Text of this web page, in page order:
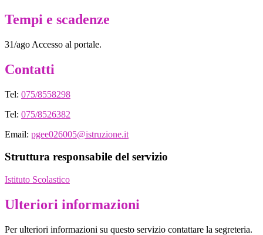
Tempi e scadenze
31/ago Accesso al portale.
Contatti
Tel: 075/8558298
Tel: 075/8526382
Email: pgee026005@istruzione.it
Struttura responsabile del servizio
Istituto Scolastico
Ulteriori informazioni
Per ulteriori informazioni su questo servizio contattare la segreteria.